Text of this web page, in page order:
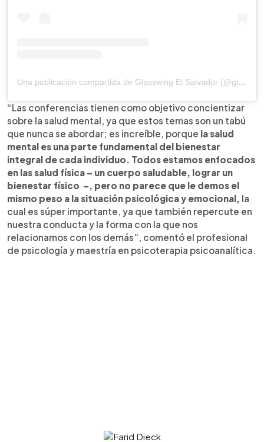
Una publicación compartida de Glasswing El Salvador (@glasswingsv)
“Las conferencias tienen como objetivo concientizar
sobre la salud mental, ya que estos temas son un tabú
que nunca se abordar; es increíble, porque la salud
mental es una parte fundamental del bienestar
integral de cada individuo. Todos estamos enfocados
en las salud física – un cuerpo saludable, lograr un
bienestar físico –, pero no parece que le demos el
mismo peso a la situación psicológica y emocional, la
cual es súper importante, ya que también repercute en
nuestra conducta y la forma con la que nos
relacionamos con los demás”, comentó el profesional
de psicología y maestría en psicoterapia psicoanalítica.